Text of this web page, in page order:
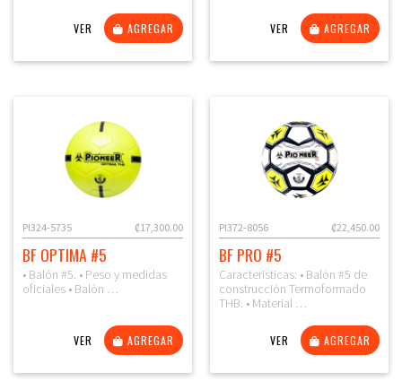
VER AGREGAR VER AGREGAR
₡17,300.00
PI324-5735
BF OPTIMA #5
• Balón #5. • Peso y medidas
oficiales • Balón …
VER AGREGAR
₡22,450.00
PI372-8056
BF PRO #5
Caracteristicas: • Balón #5 de
construcción Termoformado
THB. • Material …
VER AGREGAR